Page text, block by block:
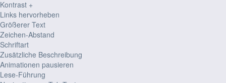
Kontrast +
Links hervorheben
Größerer Text
Zeichen-Abstand
Schriftart
Zusätzliche Beschreibung
Animationen pausieren
Lese-Führung